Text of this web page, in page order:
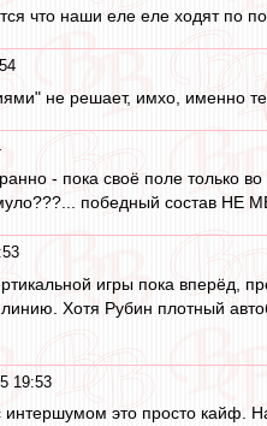
что наши еле еле ходят по
не решает, имхо, именно
- пока своё поле только
победный состав НЕ
игры пока вперёд,
Хотя Рубин плотный
19:53
это просто кайф.